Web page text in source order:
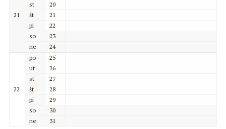
21
st
20
št
21
pi
22
so
23
ne
24
22
po
25
ut
26
st
27
št
28
pi
29
so
30
ne
31